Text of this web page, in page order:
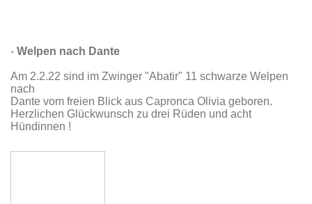
- Welpen nach Dante
Am 2.2.22 sind im Zwinger "Abatir" 11 schwarze Welpen
nach
Dante vom freien Blick aus Capronca Olivia geboren.
Herzlichen Glückwunsch zu drei Rüden und acht
Hündinnen !